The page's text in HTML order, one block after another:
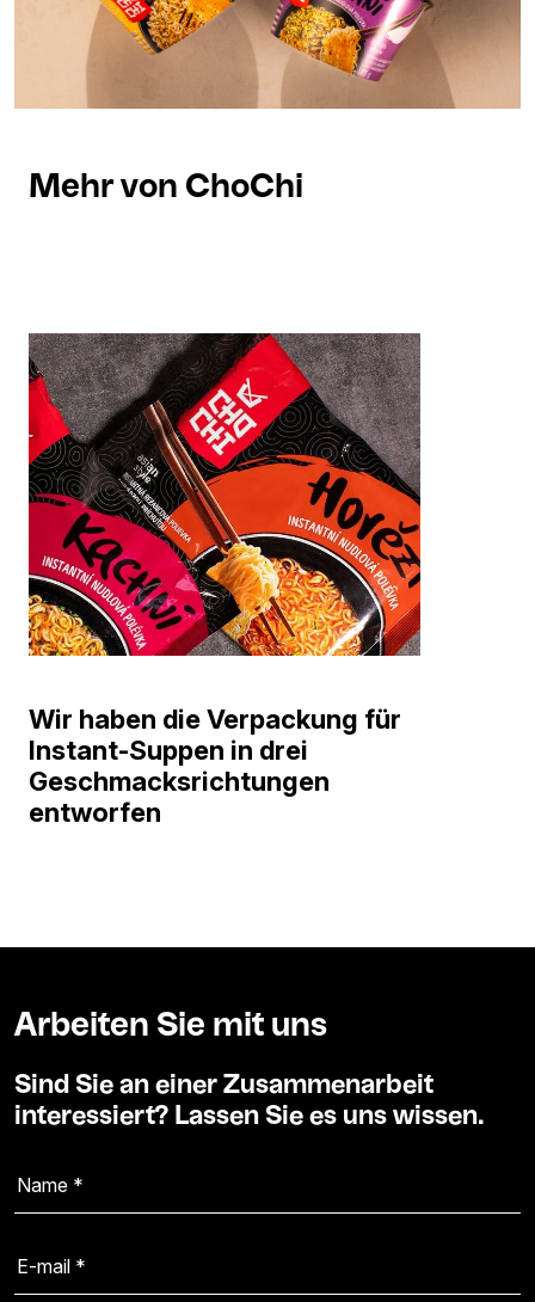
Mehr von ChoChi
Wir haben die Verpackung für
Instant-Suppen in drei
Geschmacksrichtungen
entworfen
Arbeiten Sie mit uns
Sind Sie an einer Zusammenarbeit
interessiert? Lassen Sie es uns wissen.